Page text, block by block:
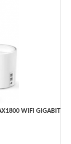
WIFI GIGABIT